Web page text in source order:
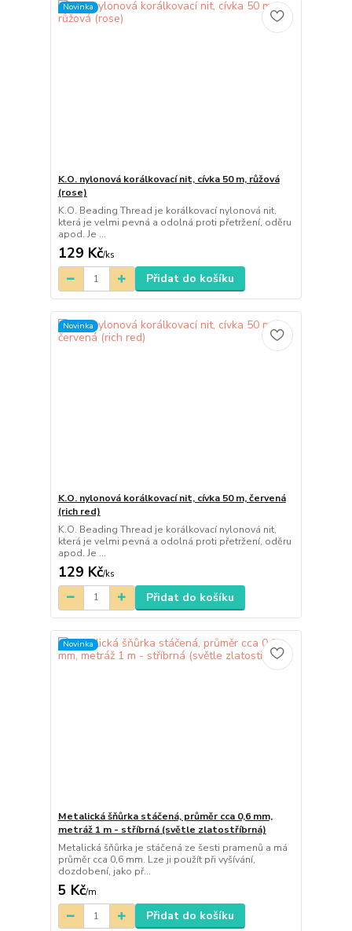
Novinka
K.O. nylonová korálkovací nit, cívka 50 m, růžová
(rose)
K.O. Beading Thread je korálkovací nylonová nit,
která je velmi pevná a odolná proti přetržení, oděru
apod. Je ...
129 Kč/ks
Přidat do košíku
Novinka
K.O. nylonová korálkovací nit, cívka 50 m, červená
(rich red)
K.O. Beading Thread je korálkovací nylonová nit,
která je velmi pevná a odolná proti přetržení, oděru
apod. Je ...
129 Kč/ks
Přidat do košíku
Novinka
Metalická šňůrka stáčená, průměr cca 0,6 mm,
metráž 1 m - stříbrná (světle zlatostříbrná)
Metalická šňůrka je stáčená ze šesti pramenů a má
průměr cca 0,6 mm. Lze ji použít při vyšívání,
dozdobení, jako př...
5 Kč/m
Přidat do košíku